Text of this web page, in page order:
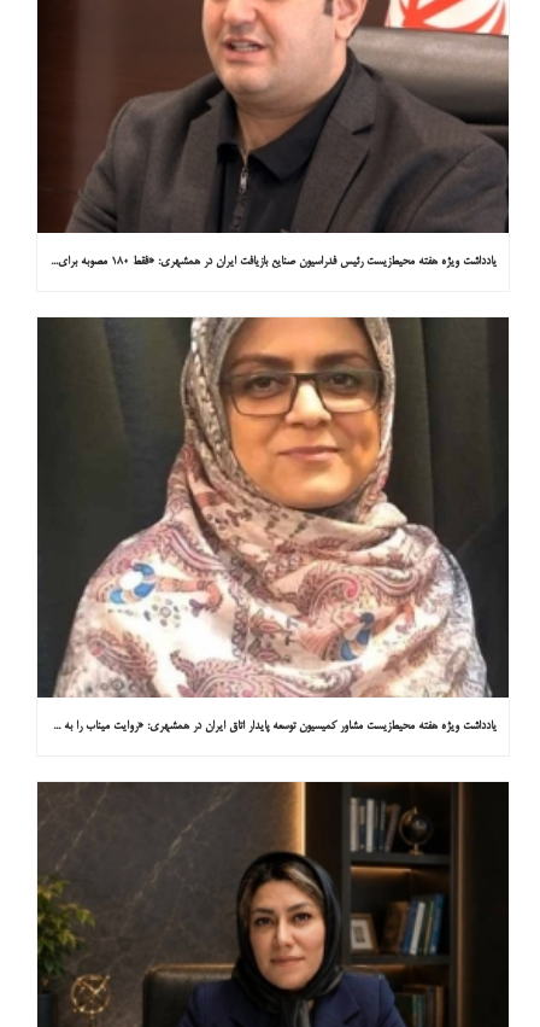
یادداشت ویژه هفته محیط‌زیست رئیس فدراسیون صنایع بازیافت ایران در همشهری: «فقط ۱۸۰ مصوبه برای خارج کردن خودروهای فرسوده از خیابان‌ها»
یادداشت ویژه هفته محیط‌زیست مشاور کمیسیون توسعه پایدار اتاق ایران در همشهری: «روایت میناب را به کاپ ۳۱ ببریم»